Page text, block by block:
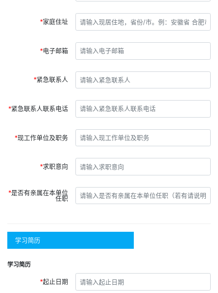
家庭住址
电子邮箱
紧急联系人
紧急联系人联系电话
现工作单位及职务
求职意向
是否有亲属在本单位
任职
学习简历
学习简历
起止日期